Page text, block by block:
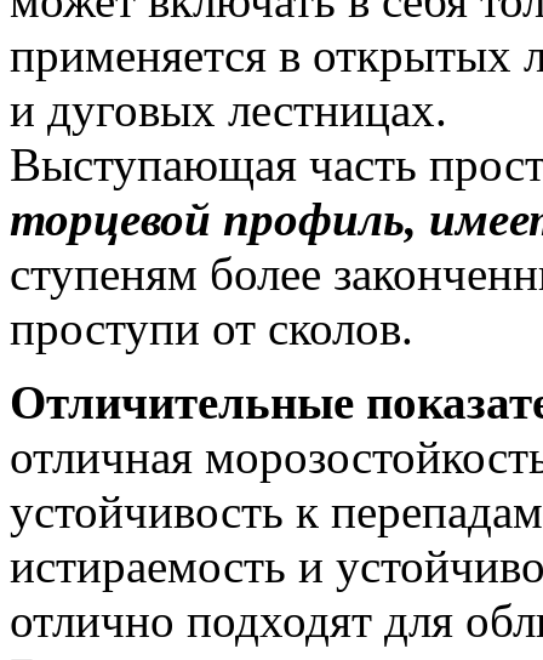
применяется в открытых
и дуговых лестницах.
Выступающая часть
торцевой профиль,
ступеням более
проступи от сколов.
Отличительные
отличная
устойчивость к
истираемость и
отлично подходят для